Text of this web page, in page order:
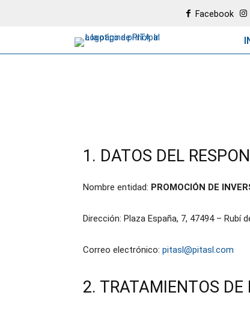
Facebook
1. DATOS DEL
Nombre entidad: PROMOCIÓN DE
Dirección: Plaza España, 7, 47494 –
Correo electrónico: pitasl@pitasl.com
2. TRATAMIENTOS DE